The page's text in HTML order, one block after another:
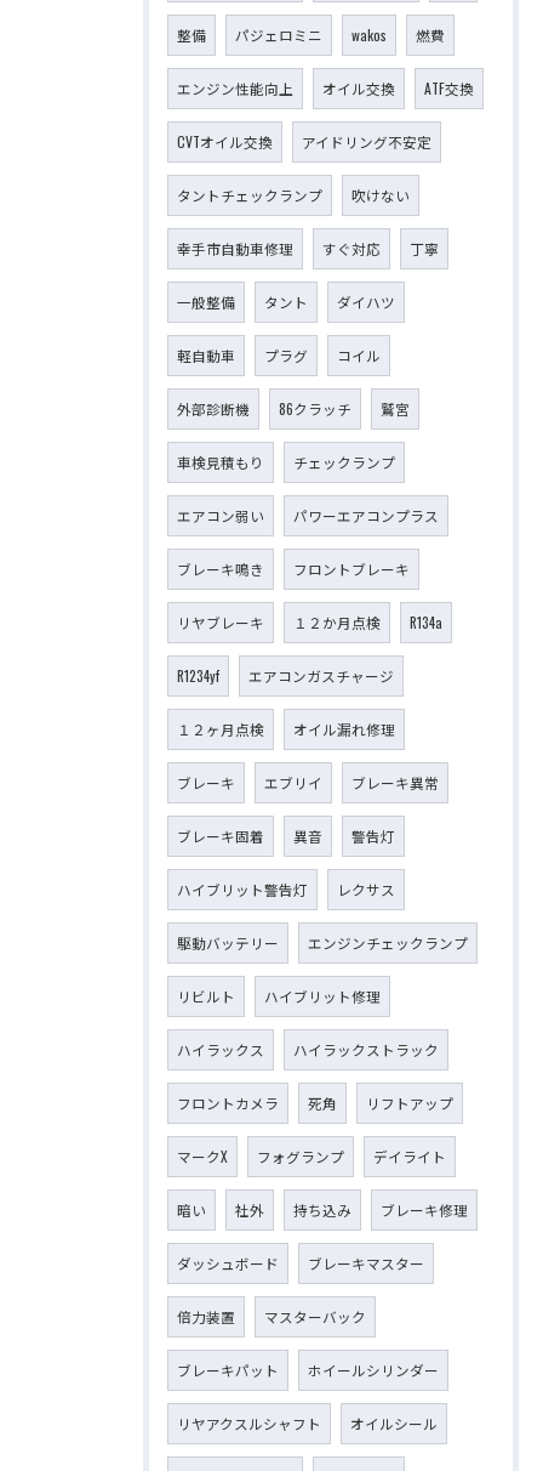
整備 パジェロミニ wakos 燃費
エンジン性能向上 オイル交換 ATF交換
CVTオイル交換 アイドリング不安定
タントチェックランプ 吹けない
幸手市自動車修理 すぐ対応 丁寧
一般整備 タント ダイハツ
軽自動車 プラグ コイル
外部診断機 86クラッチ 鷲宮
車検見積もり チェックランプ
エアコン弱い パワーエアコンプラス
ブレーキ鳴き フロントブレーキ
リヤブレーキ １２か月点検 R134a
R1234yf エアコンガスチャージ
１２ヶ月点検 オイル漏れ修理
ブレーキ エブリイ ブレーキ異常
ブレーキ固着 異音 警告灯
ハイブリット警告灯 レクサス
駆動バッテリー エンジンチェックランプ
リビルト ハイブリット修理
ハイラックス ハイラックストラック
フロントカメラ 死角 リフトアップ
マークX フォグランプ デイライト
暗い 社外 持ち込み ブレーキ修理
ダッシュボード ブレーキマスター
倍力装置 マスターバック
ブレーキパット ホイールシリンダー
リヤアクスルシャフト オイルシール